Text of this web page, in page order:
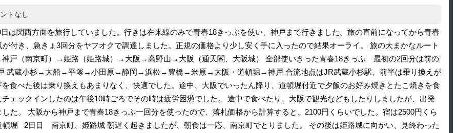
トなし
は関西方面を旅行していました。行きは在来線のみで青春18きっぷを使い、神戸まで行きました。旅の直前になってから青春
付き、急きょ3回分をヤフオクで調達しました。正規の価格より少し安く手に入ったので結果オーライ。 旅の大まかなルート
戸（南京町）→姫路（姫路城）→大阪→高野山→大阪（通天閣、大阪城） 全部使いきった青春18きっぷ 最初の2回分は前の
武蔵小杉→大船→平塚→小田原→静岡→浜松→豊橋→米原→大阪・道頓堀→神戸 合流地点はJR武蔵小杉駅、前半は乗り換えが
食べた後は乗り換えもあまりなく、快適でした。途中、大阪でいったん降り、道頓堀付近で夕飯のお好み焼きとたこ焼きを食
ェックインしたのは午後10時ごろでその時は疲労困憊でした。 途中で食べたり、大阪で観光などもしたりしましたが、出発
た。 大阪から神戸まで青春18きっぷ一回分を使ったので、落札価格から計算すると、2100円くらいでした。宿は2500円くら
堀 2日目 南京町、姫路城 朝遅く起きましたが、朝食は一応、南京町でとりました。 その後は姫路城に向かい、見終わった